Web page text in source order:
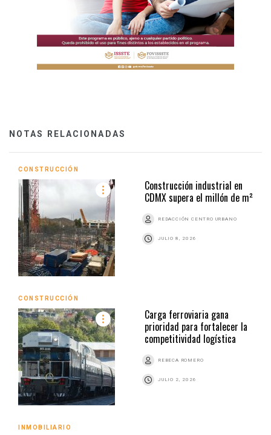
NOTAS RELACIONADAS
CONSTRUCCIÓN
Construcción industrial en
CDMX supera el millón de m²
REDACCIÓN CENTRO URBANO
JULIO 8, 2026
CONSTRUCCIÓN
Carga ferroviaria gana
prioridad para fortalecer la
competitividad logística
REBECA ROMERO
JULIO 2, 2026
INMOBILIARIO